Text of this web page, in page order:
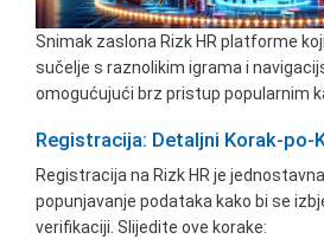
Snimak zaslona Rizk HR platforme
sučelje s raznolikim igrama i
omogućujući brz pristup popularnim
Registracija: Detaljni Korak-po-
Registracija na Rizk HR je
popunjavanje podataka kako bi se
verifikaciji. Slijedite ove korake: